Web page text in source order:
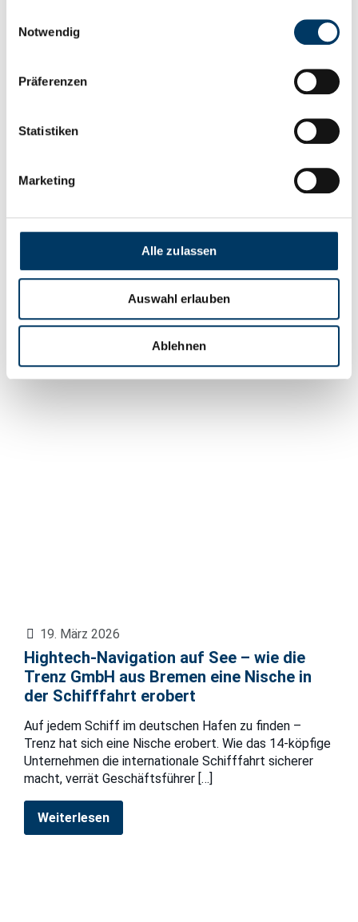
Notwendig
Präferenzen
Statistiken
Marketing
Alle zulassen
Auswahl erlauben
Ablehnen
Erleuchtung für die Schifffahrt: Bremer
Unternehmen LightPartner ist
Lichtsysteme
Scheinwerfern, Lichtsystemen und deren Zubehör für
die Schifffahrt – das Bremer Unternehmen
19. März 2026
Hightech-Navigation auf See – wie die
Trenz GmbH aus Bremen eine Nische in
der Schifffahrt erobert
Auf jedem Schiff im deutschen Hafen zu finden –
Trenz hat sich eine Nische erobert. Wie das 14-köpfige
Unternehmen die internationale Schifffahrt sicherer
macht, verrät Geschäftsführer […]
Weiterlesen